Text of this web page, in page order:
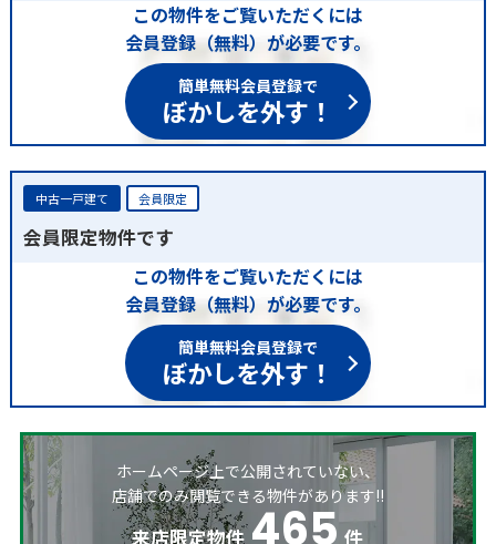
この物件をご覧いただくには
会員登録（無料）が必要です。
簡単無料会員登録で
ぼかしを外す！
中古一戸建て 会員限定
会員限定物件です
この物件をご覧いただくには
会員登録（無料）が必要です。
簡単無料会員登録で
ぼかしを外す！
ホームページ上で公開されていない、
店舗でのみ閲覧できる物件があります!!
来店限定物件 465 件